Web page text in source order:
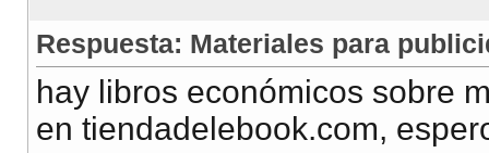
Respuesta: Materiales para
hay libros económicos sobre
en tiendadelebook.com,